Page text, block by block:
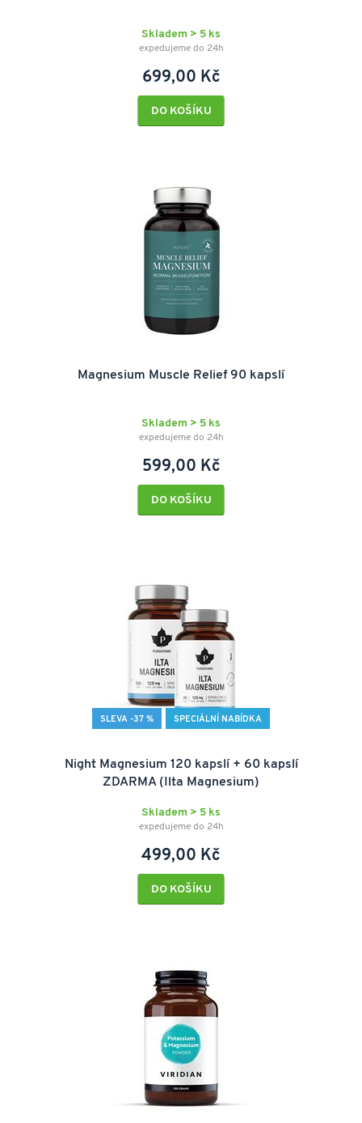
Skladem > 5 ks
expedujeme do 24h
699,00 Kč
DO KOŠÍKU
Magnesium Muscle Relief 90 kapslí
Skladem > 5 ks
expedujeme do 24h
599,00 Kč
DO KOŠÍKU
SLEVA -37 % SPECIÁLNÍ NABÍDKA
Night Magnesium 120 kapslí + 60 kapslí
ZDARMA (Ilta Magnesium)
Skladem > 5 ks
expedujeme do 24h
499,00 Kč
DO KOŠÍKU